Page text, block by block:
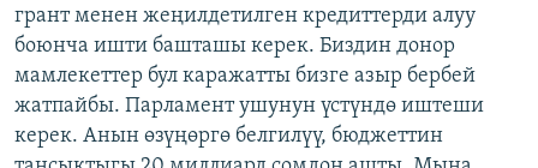
грант менен жеңилдетилген кредиттерди алуу
боюнча ишти башташы керек. Биздин донор
мамлекеттер бул каражатты бизге азыр бербей
жатпайбы. Парламент ушунун үстүндө иштеши
керек. Анын өзүңөргө белгилүү, бюджеттин